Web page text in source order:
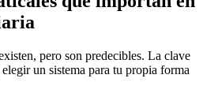
pero son predecibles. La clave
un sistema para tu propia forma